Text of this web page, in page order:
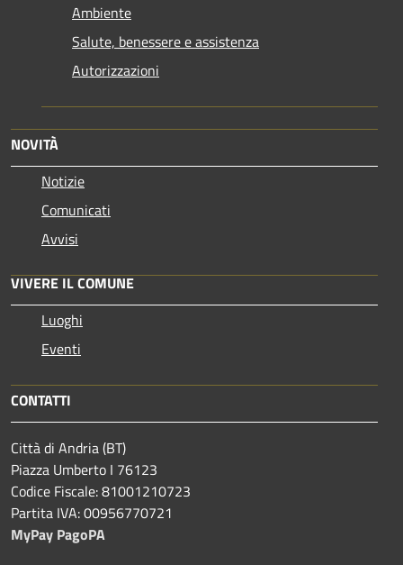
Ambiente
Salute, benessere e assistenza
Autorizzazioni
NOVITÀ
Notizie
Comunicati
Avvisi
VIVERE IL COMUNE
Luoghi
Eventi
CONTATTI
Città di Andria (BT)
Piazza Umberto I 76123
Codice Fiscale: 81001210723
Partita IVA: 00956770721
MyPay PagoPA